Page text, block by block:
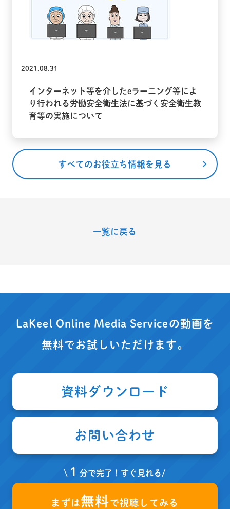
2021.08.31
インターネット等を介したeラーニング等によ
り行われる労働安全衛生法に基づく安全衛生教
育等の実施について
すべてのお役立ち情報を見る
一覧に戻る
LaKeel Online Media Serviceの動画を
無料でお試しいただけます。
資料ダウンロード
お問い合わせ
\ １分で完了！すぐ見れる/
まずは無料 で視聴してみる